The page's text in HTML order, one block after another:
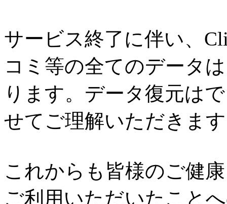
サービス終了に伴い、
コミ等の全てのデータ
ります。データ復元は
せてご理解いただきま
これからも皆様のご健
ご利用いただいたこと